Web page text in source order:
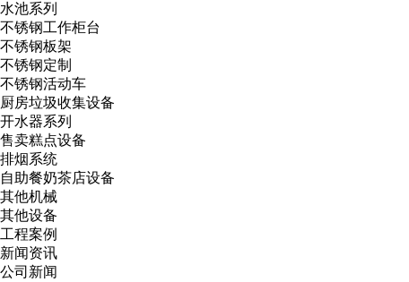
水池系列
不锈钢工作柜台
不锈钢板架
不锈钢定制
不锈钢活动车
厨房垃圾收集设备
开水器系列
售卖糕点设备
排烟系统
自助餐奶茶店设备
其他机械
其他设备
工程案例
新闻资讯
公司新闻